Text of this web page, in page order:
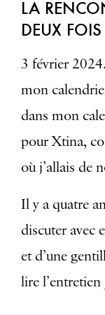
LA
DEUX FOIS
3 février
mon
dans mon
pour Xtina,
où j’allais de
Il y a quatre
discuter avec
et d’une
lire l’entretien